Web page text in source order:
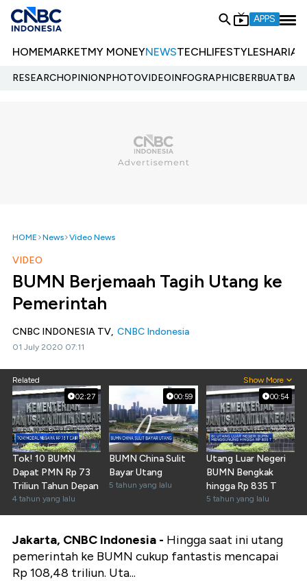
APPS
HOMEMARKETMY MONEYNEWSTECHLIFESTYLESHARIA
RESEARCHOPINIONPHOTOVIDEOINFOGRAPHIC
HOME News Video News
VIDEO
BUMN Berjemaah Tagih Utang ke
Pemerintah
CNBC INDONESIA TV, CNBC Indonesia
01 July 2020 07:11
Related Show More
02:27
Tok! 10 BUMN
Dapat PMN Rp 73
Triliun Tahun Depan
4 tahun yang lalu
00:59
BUMN China Sulit
Bayar Utang
5 tahun yang lalu
00:54
Utang Luar Negeri
BUMN Bengkak
hingga Rp 835 T
5 tahun yang lalu
Jakarta, CNBC Indonesia - Hingga saat ini utang
pemerintah ke BUMN cukup fantastis mencapai
Rp 108,48 triliun. Uta...